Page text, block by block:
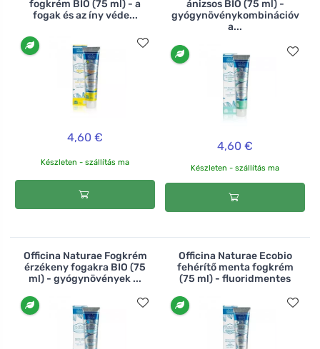
fogkrém BIO (75 ml) - a
fogak és az íny véde...
4,60 €
Készleten - szállítás ma
ánizsos BIO (75 ml) -
gyógynövénykombinációv
a...
4,60 €
Készleten - szállítás ma
Officina Naturae Fogkrém
érzékeny fogakra BIO (75
ml) - gyógynövények ...
Officina Naturae Ecobio
fehérítő menta fogkrém
(75 ml) - fluoridmentes